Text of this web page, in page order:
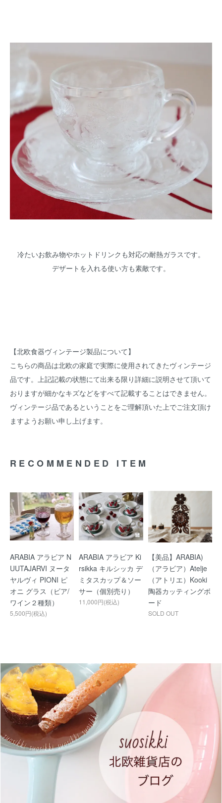
冷たいお飲み物やホットドリンクも対応の耐熱ガラスです。
デザートを入れる使い方も素敵です。
【北欧食器ヴィンテージ製品について】
こちらの商品は北欧の家庭で実際に使用されてきたヴィンテージ
品です。上記記載の状態にて出来る限り詳細に説明させて頂いて
おりますが細かなキズなどをすべて記載することはできません。
ヴィンテージ品であるということをご理解頂いた上でご注文頂け
ますようお願い申し上げます。
RECOMMENDED ITEM
ARABIA アラビア N
UUTAJARVI ヌータ
ヤルヴィ PIONI ピ
オニ グラス（ビア/
ワイン２種類）
5,500円(税込)
ARABIA アラビア Ki
rsikka キルシッカ デ
ミタスカップ＆ソー
サー（個別売り）
11,000円(税込)
【美品】ARABIA)
（アラビア）Atelje
（アトリエ）Kooki
陶器カッティングボ
ード
SOLD OUT